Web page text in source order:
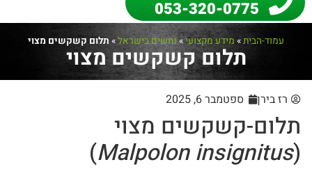
053-320-0775
עמוד-הבית» מידע מקצועי»נחשים בישראל» תלום קשקשים מצוי
תלום קשקשים מצוי
רז בירן ספטמבר 6, 2025
תלום-קשקשים מצוי
(
Malpolon insignitus
)